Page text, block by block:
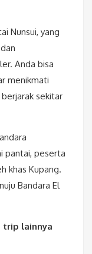
Nunsui, yang
Anda bisa
menikmati
sekitar
pantai, peserta
khas Kupang.
Bandara El
trip lainnya